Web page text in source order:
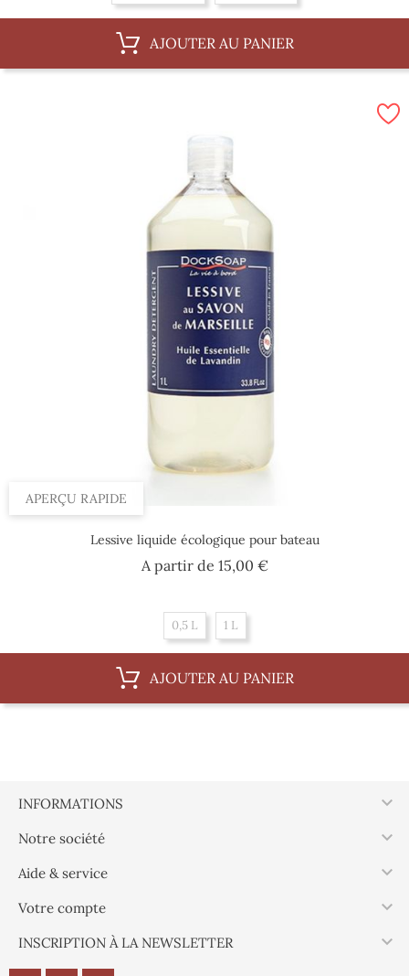
AJOUTER AU PANIER
APERÇU RAPIDE
Lessive liquide écologique pour bateau
A partir de 15,00 €Prix
0,5 L 1 L
AJOUTER AU PANIER
INFORMATIONS 
Notre société 
Aide & service 
Votre compte 
INSCRIPTION À LA NEWSLETTER 